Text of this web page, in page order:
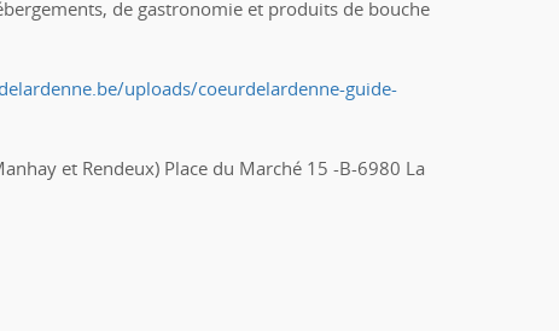
de gastronomie et produits de bouche
uploads/coeurdelardenne-guide-
et Rendeux) Place du Marché 15 -B-6980 La